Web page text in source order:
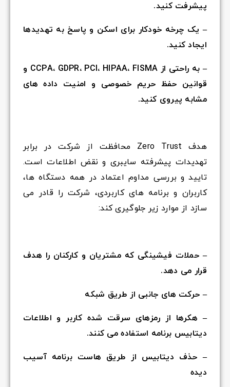
پیشرفت کنید.
– یک چرخه خودکار برای اسکن و پاسخ به تهدیدها
ایجاد کنید.
– به راحتی از CCPA، GDPR، PCI، HIPAA، FISMA و
قوانین حفظ حریم خصوصی و امنیت داده های
مشابه پیروی کنید.
هدف Zero Trust محافظت از شرکت در برابر
تهدیدات پیشرفته سایبری و نقض اطلاعات است.
تایید و بررسی مداوم اعتماد در همه دستگاه ها،
کاربران و برنامه های کاربردی، شرکت را قادر می
سازد از موارد زیر جلوگیری کند:
– حملات فیشینگی که مشتریان و کارکنان را هدف
قرار می دهد.
– حرکت های جانبی از طریق شبکه
– هکرها از رمزهای سرقت شده کاربر و اطلاعات
دیتابیس برنامه استفاده می کنند.
– حذف دیتابیس از طریق هاست برنامه آسیب
دیده